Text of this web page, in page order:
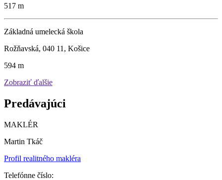
517 m
Základná umelecká škola
Rožňavská, 040 11, Košice
594 m
Zobraziť ďalšie
Predávajúci
MAKLÉR
Martin Tkáč
Profil realitného makléra
Telefónne číslo: